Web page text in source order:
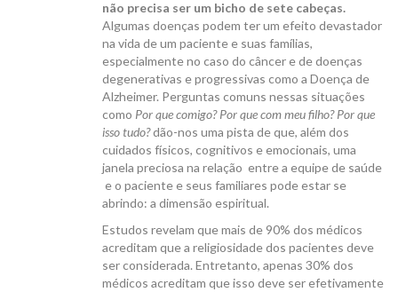
não precisa ser um bicho de sete cabeças.
Algumas doenças podem ter um efeito devastador
na vida de um paciente e suas famílias,
especialmente no caso do câncer e de doenças
degenerativas e progressivas como a Doença de
Alzheimer. Perguntas comuns nessas situações
como Por que comigo? Por que com meu filho? Por que
isso tudo?dão-nos uma pista de que, além dos
cuidados físicos, cognitivos e emocionais, uma
janela preciosa na relação entre a equipe de saúde
e o paciente e seus familiares pode estar se
abrindo: a dimensão espiritual.
Estudos revelam que mais de 90% dos médicos
acreditam que a religiosidade dos pacientes deve
ser considerada. Entretanto, apenas 30% dos
médicos acreditam que isso deve ser efetivamente